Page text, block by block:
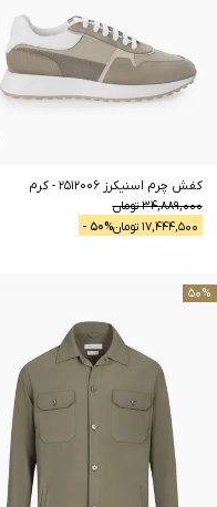
کفش چرم اسنیکرز 2512006 -کرم
34,889,000تومان
17,444,500 تومان 50% -
50%